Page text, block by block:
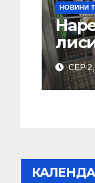
НОВИНИ
СЕР 2,